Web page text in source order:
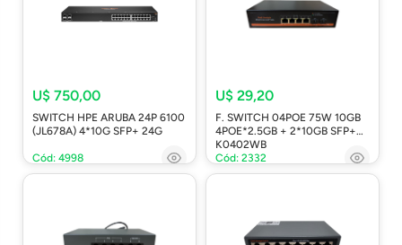
U$ 750,00
SWITCH HPE ARUBA 24P 6100
(JL678A) 4*10G SFP+ 24G
Cód: 4998
U$ 29,20
F. SWITCH 04POE 75W 10GB
4POE*2.5GB + 2*10GB SFP+
K0402WB
Cód: 2332